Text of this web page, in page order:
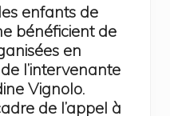
enfants de
bénéficient de
en
l’intervenante
Vignolo.
de l’appel à